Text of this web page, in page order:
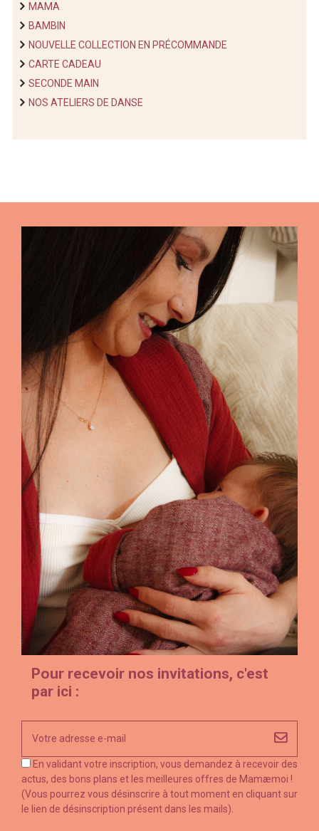
MAMA
BAMBIN
NOUVELLE COLLECTION EN PRÉCOMMANDE
CARTE CADEAU
SECONDE MAIN
NOS ATELIERS DE DANSE
Pour recevoir nos invitations, c'est
par ici :
En validant votre inscription, vous demandez à recevoir des
actus, des bons plans et les meilleures offres de Mamæmoi !
(Vous pourrez vous désinscrire à tout moment en cliquant sur
le lien de désinscription présent dans les mails).